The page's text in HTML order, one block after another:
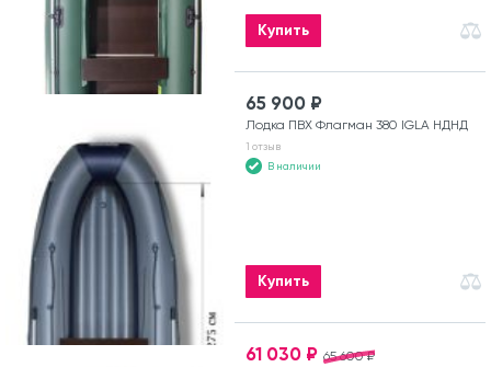
Купить
65 900 ₽
Лодка ПВХ Флагман 380 IGLA НДНД
1 отзыв
В наличии
Купить
65 600 ₽
61 030 ₽